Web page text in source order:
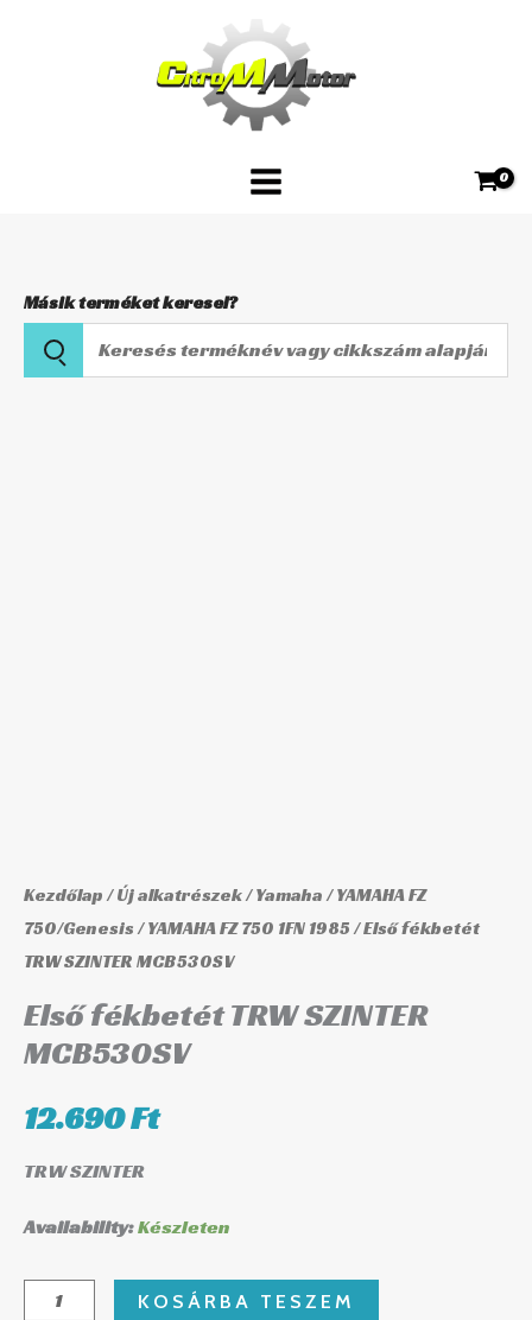
Másik terméket keresel?
Keresés
terméknév
Kezdőlap/Új alkatrészek/Yamaha/YAMAHA FZ
750/Genesis/YAMAHA FZ 750 1FN 1985/ Első fékbetét
TRW SZINTER MCB530SV
Első fékbetét TRW SZINTER
MCB530SV
12.690Ft
TRW SZINTER
Availability:Készleten
KOSÁRBA TESZEM